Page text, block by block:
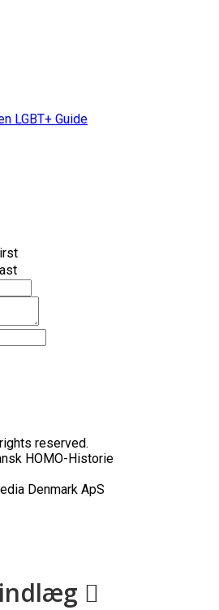
LGBT+ Guide
reserved.
HOMO-Historie
Denmark ApS